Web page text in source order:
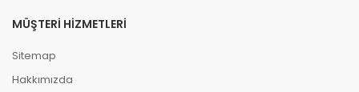
MÜŞTERI HIZMETLERI
Sitemap
Hakkımızda